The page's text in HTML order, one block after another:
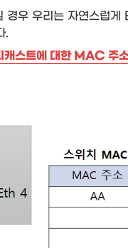
우 우리는 자연스럽
.
캐스트에 대한 MAC 주